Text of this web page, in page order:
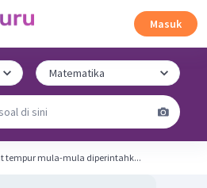
Masuk
tempur mula-mula diperintahk...